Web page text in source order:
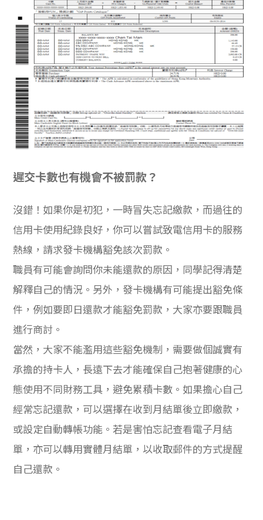
遲交卡數也有機會不被罰款？
沒錯！如果你是初犯，一時冒失忘記繳款，而過往的
信用卡使用紀錄良好，你可以嘗試致電信用卡的服務
熱線，請求發卡機構豁免該次罰款。
職員有可能會詢問你未能還款的原因，同學記得清楚
解釋自己的情況。另外，發卡機構有可能提出豁免條
件，例如要即日還款才能豁免罰款，大家亦要跟職員
進行商討。
當然，大家不能濫用這些豁免機制，需要做個誠實有
承擔的持卡人，長遠下去才能確保自己抱著健康的心
態使用不同財務工具，避免累積卡數。如果擔心自己
經常忘記還款，可以選擇在收到月結單後立即繳款，
或設定自動轉帳功能。若是害怕忘記查看電子月結
單，亦可以轉用實體月結單，以收取郵件的方式提醒
自己還款。